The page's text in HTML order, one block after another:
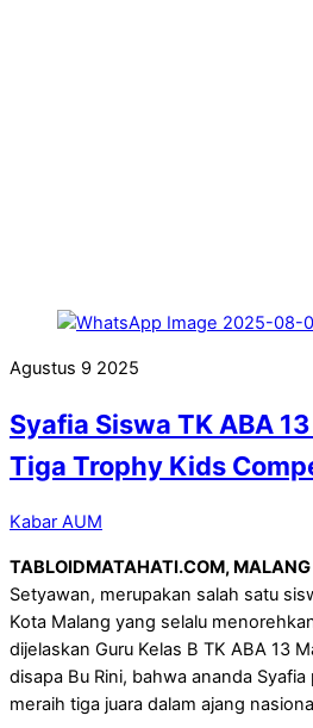
Agustus 9 2025
Syafia Siswa TK ABA
Tiga Trophy Kids
Kabar AUM
TABLOIDMATAHATI.COM, MALANG
Setyawan, merupakan salah satu
Kota Malang yang selalu
dijelaskan Guru Kelas B TK ABA 13
disapa Bu Rini, bahwa ananda
meraih tiga juara dalam ajang